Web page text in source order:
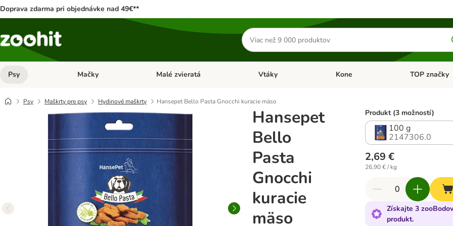
Doprava zdarma pri objednávke nad 49€**
Hľadať
produkty
Psy Otvoriť menu: Psy
Mačky Otvoriť menu: Mačky
Malé zvieratá Otvoriť menu: Malé zvieratá
Vtáky Otvoriť menu: Vtáky
Kone Otvoriť menu:
TOP značky
Psy Maškrty pre psy Hydinové maškrty Hansepet Bello Pasta Gnocchi kuracie mäso
Hansepet
Bello
Pasta
Gnocchi
kuracie
mäso
Produkt (3 možností)
100 g
2147306.0
2,69 €
26,90 € / kg
Získajte 3
produkt.